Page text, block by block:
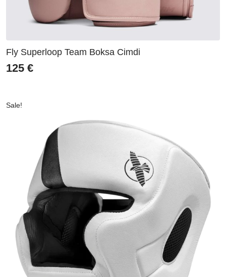
Fly Superloop Team Boksa Cimdi
125 €
Sale!